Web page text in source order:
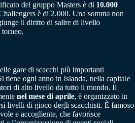
del gruppo Masters è di 10.000
è di 2.000. Una somma non
il diritto di salire di livello
torneo.
gare di scacchi più importanti
tiene ogni anno in Islanda, nella capitale
di alto livello da tutto il mondo. Il
nel mese di aprile, è organizzato in
livelli di gioco degli scacchisti. È famoso
e accogliente, che favorisce